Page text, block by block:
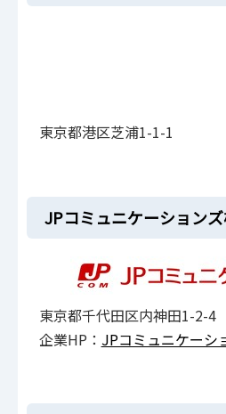
東京都港区芝浦1-1-1
JPコミュニケーション
東京都千代田区内神田1-2-
企業HP： JPコミュニケーシ